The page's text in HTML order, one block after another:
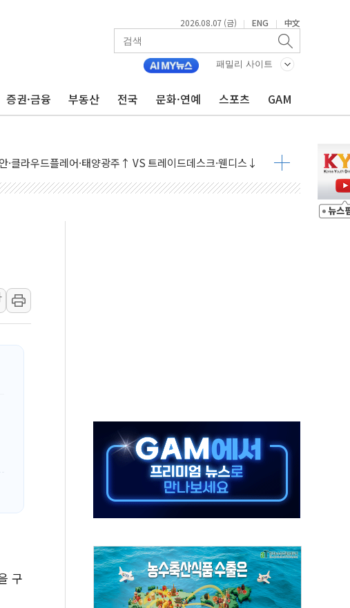
2026.08.07 (금) | ENG | 中文
패밀리 사이트
증권·금융 부동산 전국 문화·연예 스포츠 GAM
"또 개입했나" 촉각
美 고용 쇼크에 반도체주 '활짝'
크'…9월 금리 인상 기대 후퇴
협정 체결
실종자 7359명 끝까지 찾겠다"
워시엔 톤 낮춰
밑거름…수도권 집중 완화 전환점"
의' 주재… "전폭적 공급 확대·속도전 총력"
사망해도 놀랍지 않아"
태양광 착공…여의도 1.6배 규모
폭 하락...금융주 낙폭 커
밋 클라비온 59㎡ 18억원대
구